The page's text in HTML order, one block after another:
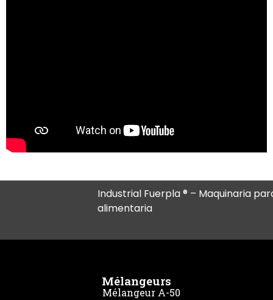
Industrial Fuerpla ® – Maquinaria
alimentaria
Mélangeurs
Mélangeur A-50